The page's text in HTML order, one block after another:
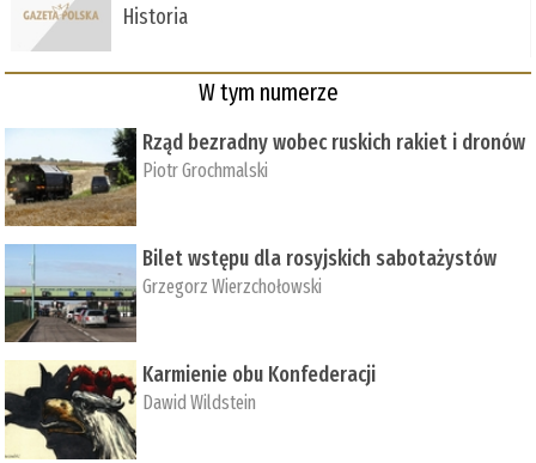
Historia
W tym numerze
Rząd bezradny wobec ruskich rakiet i dronów
Piotr Grochmalski
Bilet wstępu dla rosyjskich sabotażystów
Grzegorz Wierzchołowski
Karmienie obu Konfederacji
Dawid Wildstein